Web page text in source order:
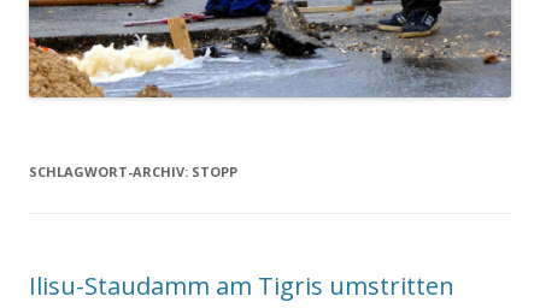
SCHLAGWORT-ARCHIV: STOPP
Ilisu-Staudamm am Tigris umstritten